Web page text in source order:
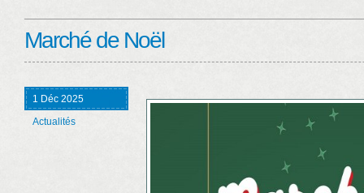
Marché de Noël
1 Déc 2025
Actualités